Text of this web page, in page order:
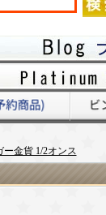
金貨 1/2オンス